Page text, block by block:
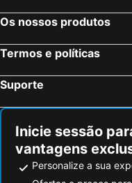
Os nossos produtos
Termos e políticas
Suporte
Inicie sessão
vantagens
Personalize a sua